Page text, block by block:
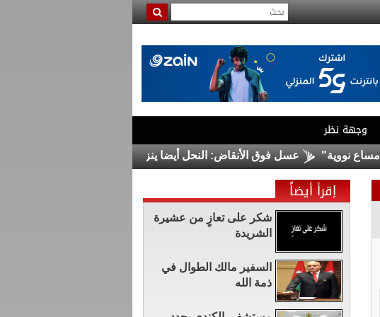
وجهة نظر
نووية" عسل فوق الأنقاض: النحل أيضا ينزح في غزة
إقرأ أيضاً
شكر على تعازٍ من عشيرة
الشريدة
السفير مالك الطوال في
ذمة الله